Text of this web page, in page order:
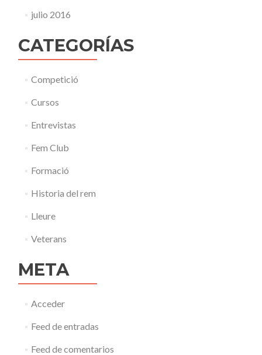
julio 2016
CATEGORÍAS
Competició
Cursos
Entrevistas
Fem Club
Formació
Historia del rem
Lleure
Veterans
META
Acceder
Feed de entradas
Feed de comentarios